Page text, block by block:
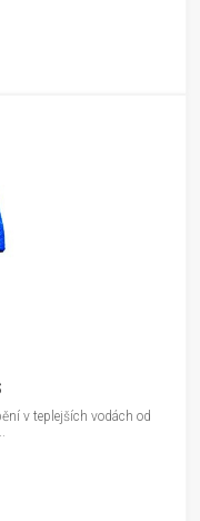
v teplejších vodách od